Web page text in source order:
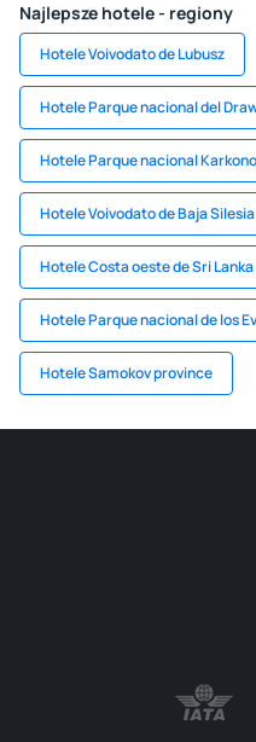
Najlepsze hotele - regiony
Hotele Voivodato de Lubusz
Hotele Parque nacional del
Hotele Parque nacional
Hotele Voivodato de Baja Silesia
Hotele Costa oeste de Sri Lanka
Hotele Parque nacional de los
Hotele Samokov province